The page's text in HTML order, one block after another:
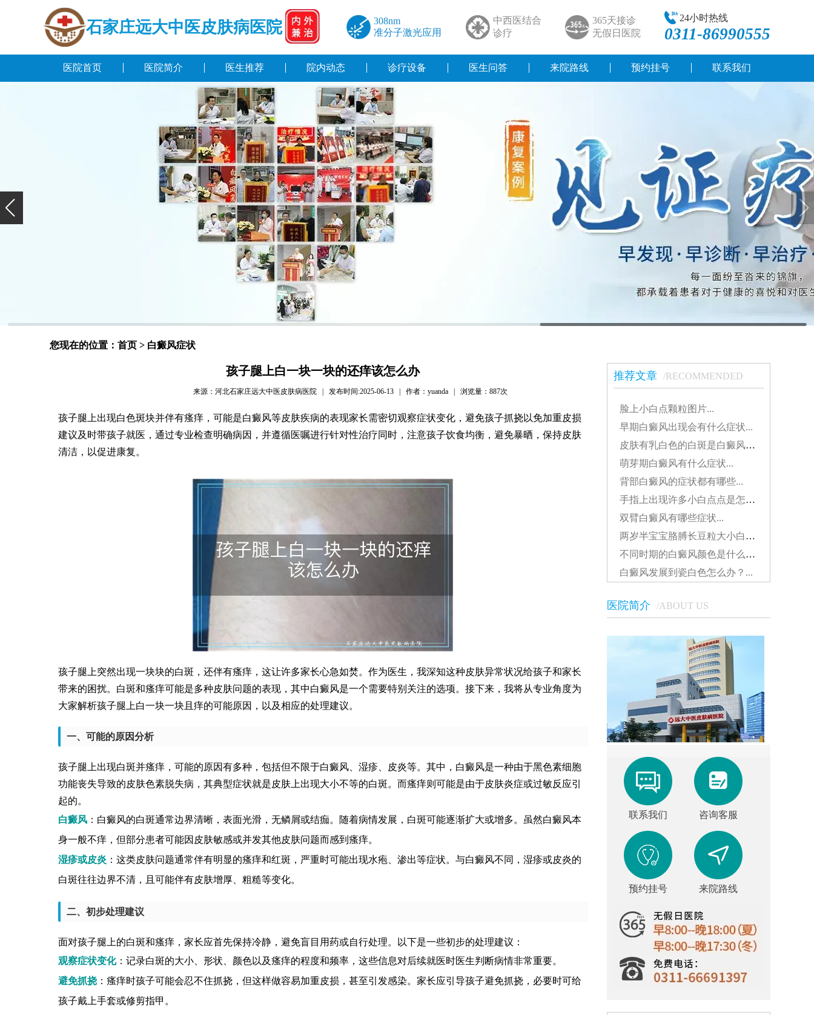
石家庄远大中医皮肤病医院
308nm
准分子激光应用
中西医结合
诊疗
365天接诊
无假日医院
24小时热线
0311-86990555
医院首页 医院简介 医生推荐 院内动态 诊疗设备 医生问答 来院路线 预约挂号 联系我们
您现在的位置： 首页 > 白癜风症状
孩子腿上白一块一块的还痒该怎么办
来源：河北石家庄远大中医皮肤病医院 | 发布时间:2025-06-13 | 作者：yuanda | 浏览量： 887次
孩子腿上出现白色斑块并伴有瘙痒，可能是白癜风等皮肤疾病的表现家长需密切观察症状变化，避免孩子抓挠以免加重皮损
建议及时带孩子就医，通过专业检查明确病因，并遵循医嘱进行针对性治疗同时，注意孩子饮食均衡，避免暴晒，保持皮肤
清洁，以促进康复。
孩子腿上突然出现一块块的白斑，还伴有瘙痒，这让许多家长心急如焚。作为医生，我深知这种皮肤异常状况给孩子和家长
带来的困扰。白斑和瘙痒可能是多种皮肤问题的表现，其中白癜风是一个需要特别关注的选项。接下来，我将从专业角度为
大家解析孩子腿上白一块一块且痒的可能原因，以及相应的处理建议。
一、可能的原因分析
孩子腿上出现白斑并瘙痒，可能的原因有多种，包括但不限于白癜风、湿疹、皮炎等。其中，白癜风是一种由于黑色素细胞
功能丧失导致的皮肤色素脱失病，其典型症状就是皮肤上出现大小不等的白斑。而瘙痒则可能是由于皮肤炎症或过敏反应引
起的。
白癜风：白癜风的白斑通常边界清晰，表面光滑，无鳞屑或结痂。随着病情发展，白斑可能逐渐扩大或增多。虽然白癜风本
身一般不痒，但部分患者可能因皮肤敏感或并发其他皮肤问题而感到瘙痒。
湿疹或皮炎：这类皮肤问题通常伴有明显的瘙痒和红斑，严重时可能出现水疱、渗出等症状。与白癜风不同，湿疹或皮炎的
白斑往往边界不清，且可能伴有皮肤增厚、粗糙等变化。
二、初步处理建议
面对孩子腿上的白斑和瘙痒，家长应首先保持冷静，避免盲目用药或自行处理。以下是一些初步的处理建议：
观察症状变化：记录白斑的大小、形状、颜色以及瘙痒的程度和频率，这些信息对后续就医时医生判断病情非常重要。
避免抓挠：瘙痒时孩子可能会忍不住抓挠，但这样做容易加重皮损，甚至引发感染。家长应引导孩子避免抓挠，必要时可给
孩子戴上手套或修剪指甲。
推荐文章 /RECOMMENDED
脸上小白点颗粒图片...
早期白癜风出现会有什么症状...
皮肤有乳白色的白斑是白癜风吗？...
萌芽期白癜风有什么症状...
背部白癜风的症状都有哪些...
手指上出现许多小白点点是怎么了...
双臂白癜风有哪些症状...
两岁半宝宝胳膊长豆粒大小白斑是怎么了...
不同时期的白癜风颜色是什么样的...
白癜风发展到瓷白色怎么办？...
医院简介 /ABOUT US
联系我们 咨询客服
预约挂号 来院路线